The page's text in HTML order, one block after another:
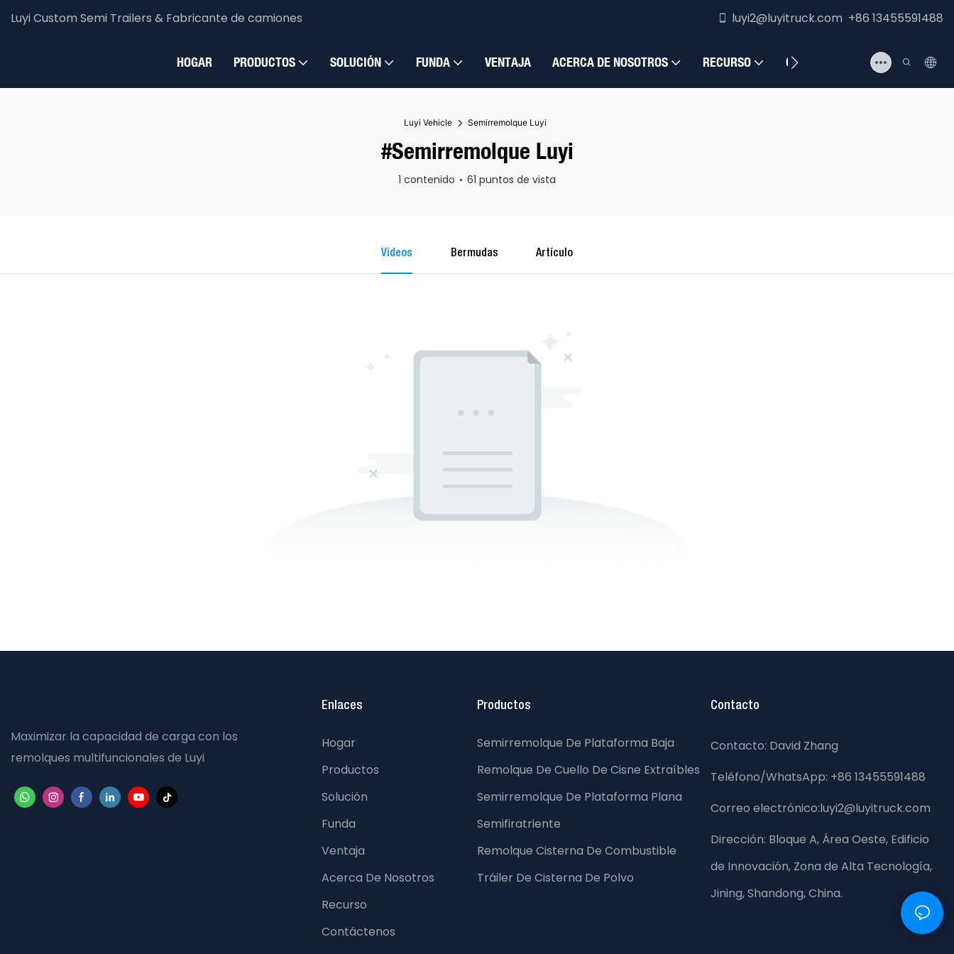
Luyi Custom Semi Trailers & Fabricante de camiones luyi2@luyitruck.com +86 13455591488
HOGAR PRODUCTOS SOLUCIÓN FUNDA VENTAJA ACERCA DE NOSOTROS RECURSO CONTÁCTENOS
Luyi Vehicle Semirremolque Luyi
#Semirremolque Luyi
1 contenido 61 puntos de vista
Videos Bermudas Artículo
Maximizar la capacidad de carga con los
remolques multifuncionales de Luyi
Enlaces
Hogar
Productos
Solución
Funda
Ventaja
Acerca De Nosotros
Recurso
Contáctenos
Productos
Semirremolque De Plataforma Baja
Remolque De Cuello De Cisne Extraíbles
Semirremolque De Plataforma Plana
Semifiratriente
Remolque Cisterna De Combustible
Tráiler De Cisterna De Polvo
Contacto
Contacto: David Zhang
Teléfono/WhatsApp: +86 13455591488
Correo electrónico:luyi2@luyitruck.com
Dirección: Bloque A, Área Oeste, Edificio
de Innovación, Zona de Alta Tecnología,
Jining, Shandong, China.